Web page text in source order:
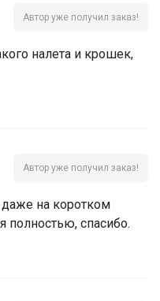
Автор уже получил заказ!
налета и крошек,
Автор уже получил заказ!
на коротком
полностью, спасибо.